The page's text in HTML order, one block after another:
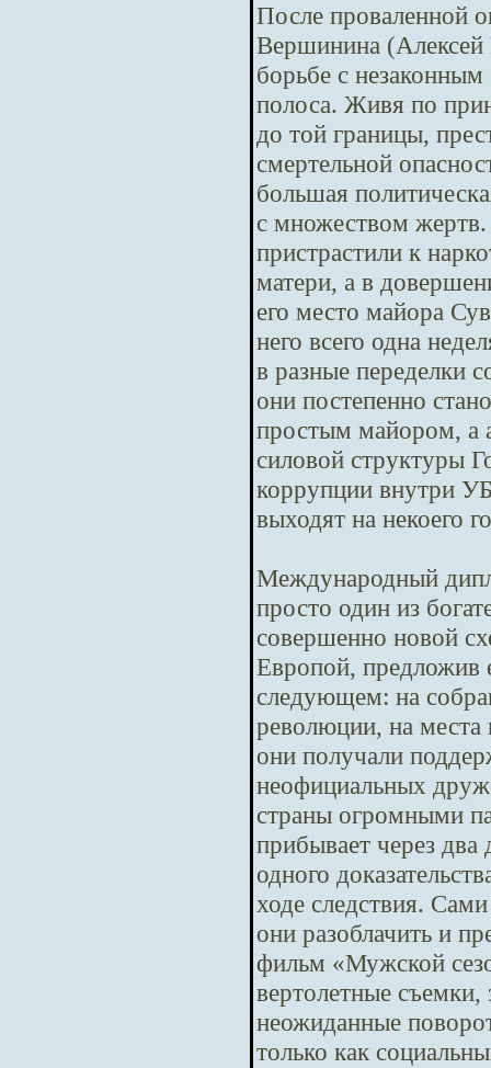
После проваленной
Вершинина (Алексей
борьбе с
полоса. Живя по
до той границы,
смертельной
большая
с множеством
пристрастили к
матери, а в
его место майора
него всего одна
в разные переделки
они постепенно
простым майором, а
силовой структуры
коррупции внутри
выходят на некоего
Международный
просто один из
совершенно новой
Европой, предложив
следующем: на
революции, на места
они получали
неофициальных
страны огромными
прибывает через
одного
ходе следствия.
они разоблачить и
фильм «Мужской
вертолетные
неожиданные
только как